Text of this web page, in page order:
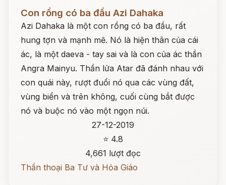
Con rồng có ba đầu Azi Dahaka
Azi Dahaka là một con rồng có ba đầu, rất
hung tợn và mạnh mẽ. Nó là hiện thân của cái
ác, là một daeva - tay sai và là con của ác thần
Angra Mainyu. Thần lửa Atar đã đánh nhau với
con quái này, rượt đuổi nó qua các vùng đất,
vùng biển và trên không, cuối cùng bắt được
nó và buộc nó vào một ngọn núi.
27-12-2019
⭐ 4.8
4,661 lượt đọc
Thần thoại Ba Tư và Hỏa Giáo